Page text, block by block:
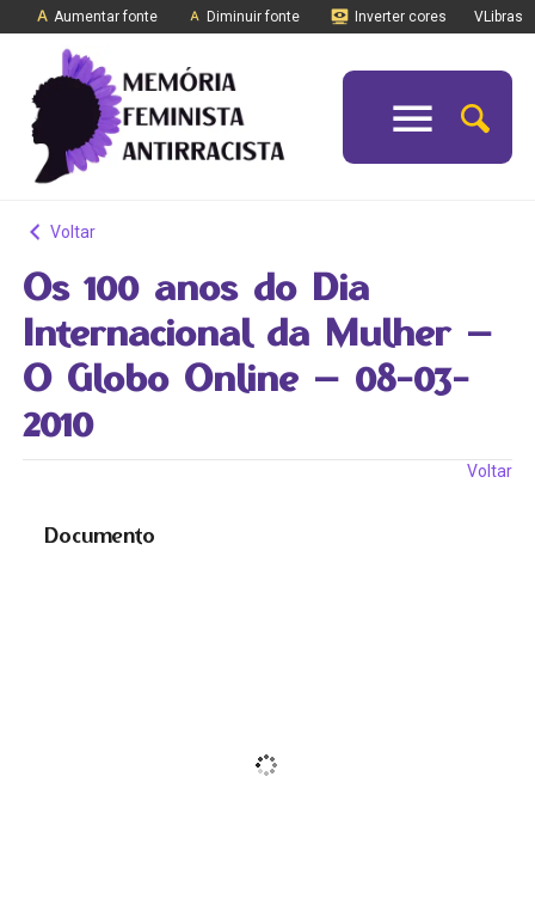
Aumentar fonte Diminuir fonte Inverter cores VLibras
Voltar
Os 100 anos do Dia
Internacional da Mulher –
O Globo Online – 08-03-
2010
Voltar
Documento